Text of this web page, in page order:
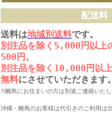
配送料
送料は地域別送料です。
別注品を除く5,000円以上
500円。
別注品を除く10,000円以
無料にさせていただきます
※離島にお住まいの方は別途ご連絡いた
沖縄・離島のお客様は代引きのご利用は